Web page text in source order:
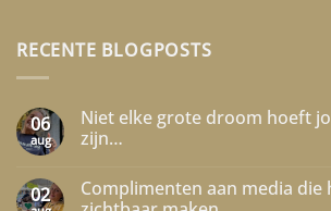
RECENTE BLOGPOSTS
06
aug
Niet elke grote droom hoeft
zijn…
op
Niet
02
Complimenten aan media die